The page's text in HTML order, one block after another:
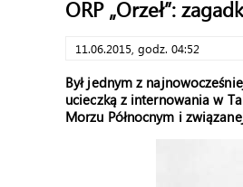
ORP „Orzeł”:
11.06.2015, godz. 04:52
Był jednym z
ucieczką z internowania w
Morzu Północnym i